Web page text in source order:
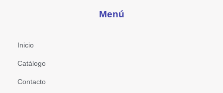
Menú
Inicio
Catálogo
Contacto